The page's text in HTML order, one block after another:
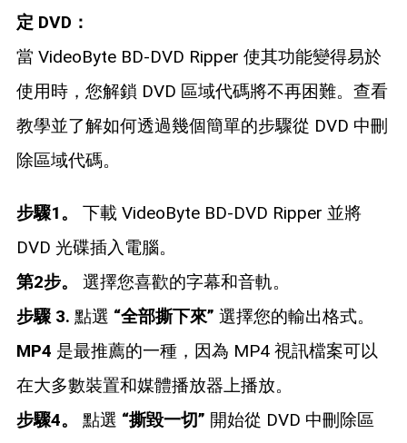
定 DVD：
當 VideoByte BD-DVD Ripper 使其功能變得易於
使用時，您解鎖 DVD 區域代碼將不再困難。查看
教學並了解如何透過幾個簡單的步驟從 DVD 中刪
除區域代碼。
步驟1。
下載 VideoByte BD-DVD Ripper 並將
DVD 光碟插入電腦。
第2步。 選擇您喜歡的字幕和音軌。
步驟 3. 點選 “全部撕下來” 選擇您的輸出格式。
MP4 是最推薦的一種，因為 MP4 視訊檔案可以
在大多數裝置和媒體播放器上播放。
步驟4。 點選 “撕毀一切” 開始從 DVD 中刪除區